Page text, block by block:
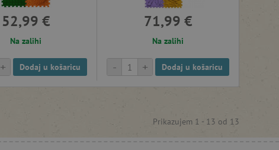
52,99 €
Na zalihi
+ Dodaj u košaricu
71,99 €
Na zalihi
+
- Dodaj u košaricu
Prikazujem 1 - 13 od 13